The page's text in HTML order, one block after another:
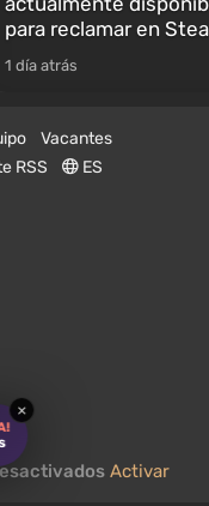
×
para reclamar en
1 día atrás
Vacantes
RSS ES
Activar